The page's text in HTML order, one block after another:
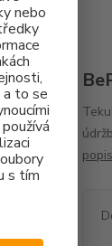
nebo
a to se
s tím
popis